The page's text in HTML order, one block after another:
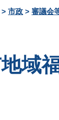
> 市政 > 審議会
域